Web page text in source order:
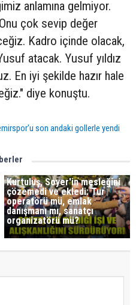
anlamına gelmiyor.
çok sevip değer
Kadro içinde olacak,
atacak. Yusuf yıldız
En iyi şekilde hazır hale
diye konuştu.
son andaki gollerle yendi
Kurtuluş, Soyer'in mesleğini
çözemedi ve ekledi: Tur
operatörü mü, emlak
danışmanı mı, sanatçı
organizatörü mü?